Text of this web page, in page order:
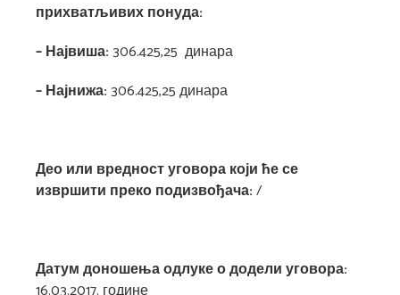
прихватљивих понуда:
– Највиша:306.425,25 динара
– Најнижа:306.425,25 динара
Део или вредност уговора који ће се
извршити преко подизвођача:/
Датум доношења одлуке о додели уговора: